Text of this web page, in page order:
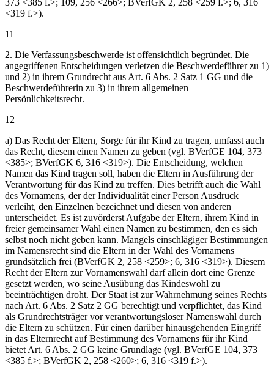
373 <385 f.>; 109, 256 <266>; BVerfGK 2, 258 <259 f.>; 6, 316
<319 f.>).
11
2. Die Verfassungsbeschwerde ist offensichtlich begründet. Die
angegriffenen Entscheidungen verletzen die Beschwerdeführer zu 1)
und 2) in ihrem Grundrecht aus Art. 6 Abs. 2 Satz 1 GG und die
Beschwerdeführerin zu 3) in ihrem allgemeinen
Persönlichkeitsrecht.
12
a) Das Recht der Eltern, Sorge für ihr Kind zu tragen, umfasst auch
das Recht, diesem einen Namen zu geben (vgl. BVerfGE 104, 373
<385>; BVerfGK 6, 316 <319>). Die Entscheidung, welchen
Namen das Kind tragen soll, haben die Eltern in Ausführung der
Verantwortung für das Kind zu treffen. Dies betrifft auch die Wahl
des Vornamens, der der Individualität einer Person Ausdruck
verleiht, den Einzelnen bezeichnet und diesen von anderen
unterscheidet. Es ist zuvörderst Aufgabe der Eltern, ihrem Kind in
freier gemeinsamer Wahl einen Namen zu bestimmen, den es sich
selbst noch nicht geben kann. Mangels einschlägiger Bestimmungen
im Namensrecht sind die Eltern in der Wahl des Vornamens
grundsätzlich frei (BVerfGK 2, 258 <259>; 6, 316 <319>). Diesem
Recht der Eltern zur Vornamenswahl darf allein dort eine Grenze
gesetzt werden, wo seine Ausübung das Kindeswohl zu
beeinträchtigen droht. Der Staat ist zur Wahrnehmung seines Rechts
nach Art. 6 Abs. 2 Satz 2 GG berechtigt und verpflichtet, das Kind
als Grundrechtsträger vor verantwortungsloser Namenswahl durch
die Eltern zu schützen. Für einen darüber hinausgehenden Eingriff
in das Elternrecht auf Bestimmung des Vornamens für ihr Kind
bietet Art. 6 Abs. 2 GG keine Grundlage (vgl. BVerfGE 104, 373
<385 f.>; BVerfGK 2, 258 <260>; 6, 316 <319 f.>).